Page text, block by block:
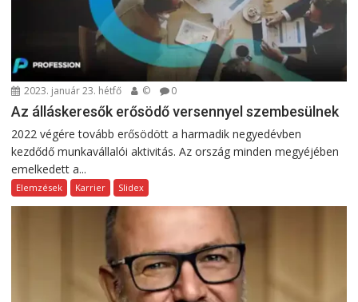
2023. január 23. hétfő © 0
Az álláskeresők erősödő versennyel szembesülnek
2022 végére tovább erősödött a harmadik negyedévben
kezdődő munkavállalói aktivitás. Az ország minden megyéjében
emelkedett a...
Elemzések Karrier Slidex